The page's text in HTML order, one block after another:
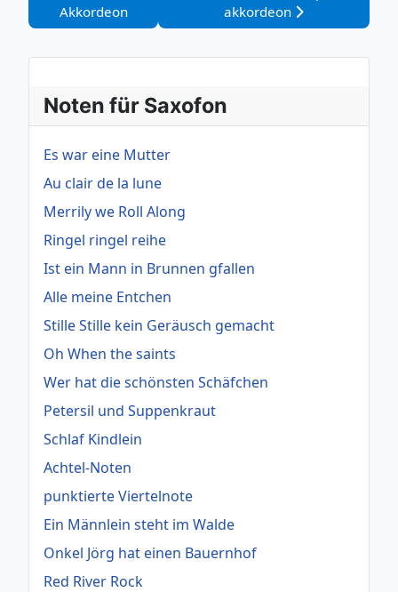
Akkordeon
akkordeon
Noten für Saxofon
Es war eine Mutter
Au clair de la lune
Merrily we Roll Along
Ringel ringel reihe
Ist ein Mann in Brunnen gfallen
Alle meine Entchen
Stille Stille kein Geräusch gemacht
Oh When the saints
Wer hat die schönsten Schäfchen
Petersil und Suppenkraut
Schlaf Kindlein
Achtel-Noten
punktierte Viertelnote
Ein Männlein steht im Walde
Onkel Jörg hat einen Bauernhof
Red River Rock